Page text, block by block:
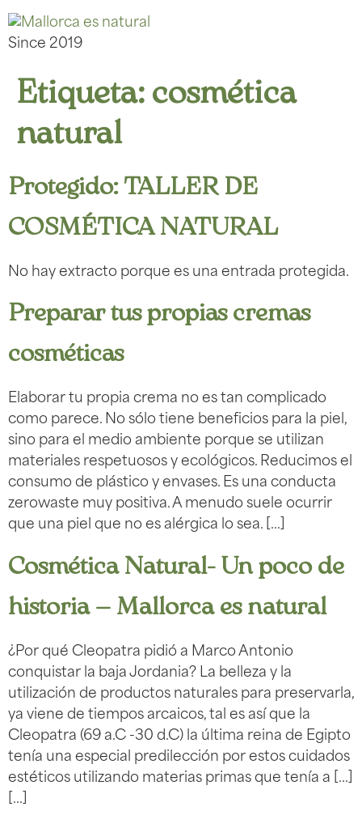
Since 2019
Etiqueta: cosmética
natural
Protegido: TALLER DE
COSMÉTICA NATURAL
No hay extracto porque es una entrada protegida.
Preparar tus propias cremas
cosméticas
Elaborar tu propia crema no es tan complicado
como parece. No sólo tiene beneficios para la piel,
sino para el medio ambiente porque se utilizan
materiales respetuosos y ecológicos. Reducimos el
consumo de plástico y envases. Es una conducta
zerowaste muy positiva. A menudo suele ocurrir
que una piel que no es alérgica lo sea. […]
Cosmética Natural- Un poco de
historia — Mallorca es natural
¿Por qué Cleopatra pidió a Marco Antonio
conquistar la baja Jordania? La belleza y la
utilización de productos naturales para preservarla,
ya viene de tiempos arcaicos, tal es así que la
Cleopatra (69 a.C -30 d.C) la última reina de Egipto
tenía una especial predilección por estos cuidados
estéticos utilizando materias primas que tenía a […]
[…]